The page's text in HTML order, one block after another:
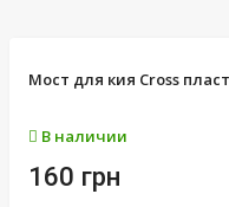
Мост для кия Cross
В наличии
160 грн